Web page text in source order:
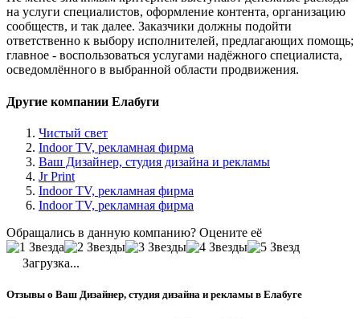
на услуги специалистов, оформление контента, организацию
сообществ, и так далее. Заказчики должны подойти
ответственно к выбору исполнителей, предлагающих помощь;
главное - воспользоваться услугами надёжного специалиста,
осведомлённого в выбранной области продвижения.
Другие компании Елабуги
Чистый свет
Indoor TV, рекламная фирма
Ваш Дизайнер, студия дизайна и рекламы
Jr Print
Indoor TV, рекламная фирма
Indoor TV, рекламная фирма
Обращались в данную компанию? Оцените её
Загрузка...
Отзывы о Ваш Дизайнер, студия дизайна и рекламы в Елабуге